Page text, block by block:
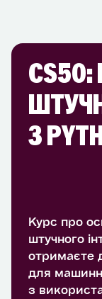
З
Курс про
штучного
отримаєте
для
з